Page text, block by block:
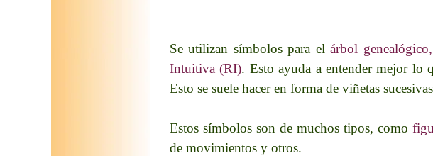
Se utilizan símbolos para elárbol
Intuitiva (RI). Esto ayuda a entender mejor lo
Esto se suele hacer en forma de viñetas
Estos símbolos son de muchos tipos, como
de movimientos y otros.